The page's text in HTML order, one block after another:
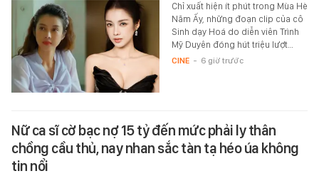
Chỉ xuất hiện ít phút trong Mùa Hè
Năm Ấy, những đoạn clip của cô
Sinh dạy Hoá do diễn viên Trình
Mỹ Duyên đóng hút triệu lượt…
CINE - 6 giờ trước
Nữ ca sĩ cờ bạc nợ 15 tỷ đến mức phải ly thân
chồng cầu thủ, nay nhan sắc tàn tạ héo úa không
tin nổi